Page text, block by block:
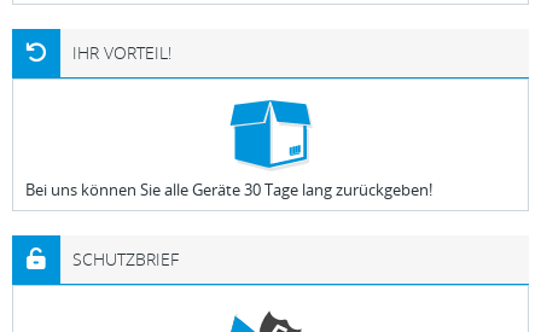
IHR VORTEIL!
Bei uns können Sie alle Geräte 30 Tage lang zurückgeben!
SCHUTZBRIEF